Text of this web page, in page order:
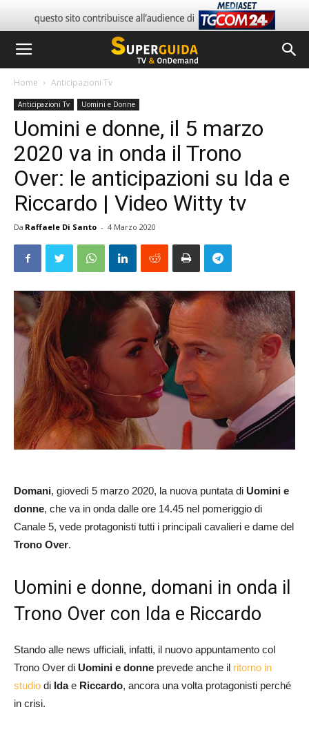
Home Anticipazioni Tv
Anticipazioni Tv Uomini e Donne
Uomini e donne, il 5 marzo
2020 va in onda il Trono
Over: le anticipazioni su Ida e
Riccardo | Video Witty tv
Da Raffaele Di Santo - 4 Marzo 2020
Domani, giovedì 5 marzo 2020, la nuova puntata di Uomini e
donne, che va in onda dalle ore 14.45 nel pomeriggio di
Canale 5, vede protagonisti tutti i principali cavalieri e dame del
Trono Over.
Uomini e donne, domani in onda il
Trono Over con Ida e Riccardo
Stando alle news ufficiali, infatti, il nuovo appuntamento col
Trono Over di Uomini e donne prevede anche il ritorno in
studio di Idae Riccardo, ancora una volta protagonisti perché
in crisi.